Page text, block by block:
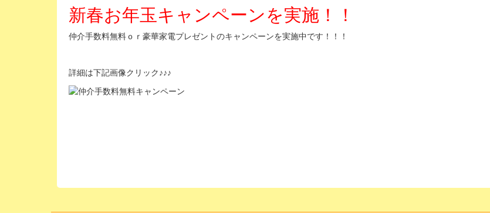
新春お年玉キャンペーンを実施！！
仲介手数料無料ｏｒ豪華家電プレゼントのキャンペーンを実施中です！！！
詳細は下記画像クリック♪♪♪